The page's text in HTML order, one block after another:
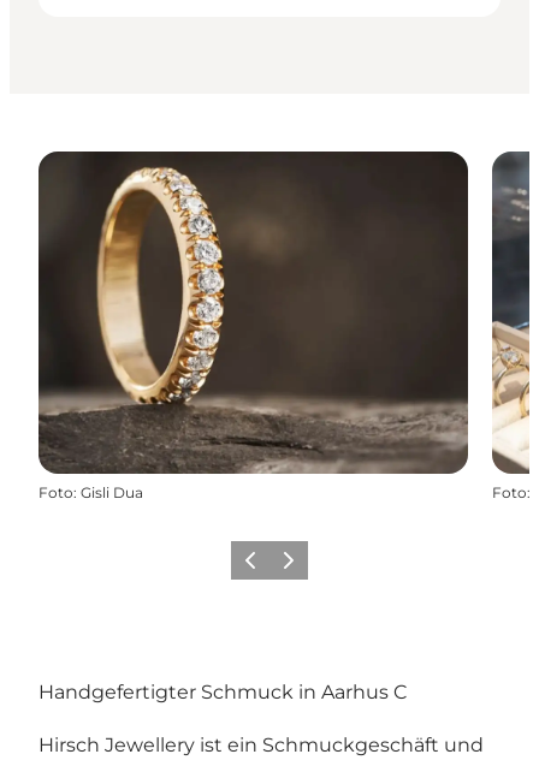
Foto: Gisli Dua Foto:
ZurückWeiter
Handgefertigter Schmuck in Aarhus C
Hirsch Jewellery ist ein Schmuckgeschäft und